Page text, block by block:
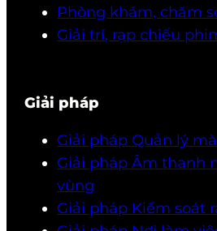
Phòng khám, chăm
Giải trí, rạp chiếu
Giải pháp
Giải pháp Quản lý
Giải pháp Âm thanh
vùng
Giải pháp Kiểm soát